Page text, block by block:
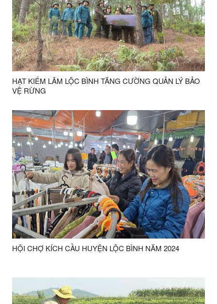
HẠT KIỂM LÂM LỘC BÌNH TĂNG CƯỜNG QUẢN LÝ BẢO
VỆ RỪNG
HỘI CHỢ KÍCH CẦU HUYỆN LỘC BÌNH NĂM 2024